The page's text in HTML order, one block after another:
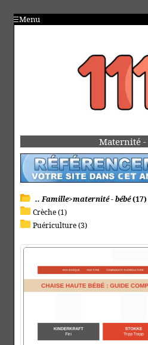
Menu
Maternité -
.. Famille>maternité - bébé(17)
Crèche (1)
Puériculture (3)